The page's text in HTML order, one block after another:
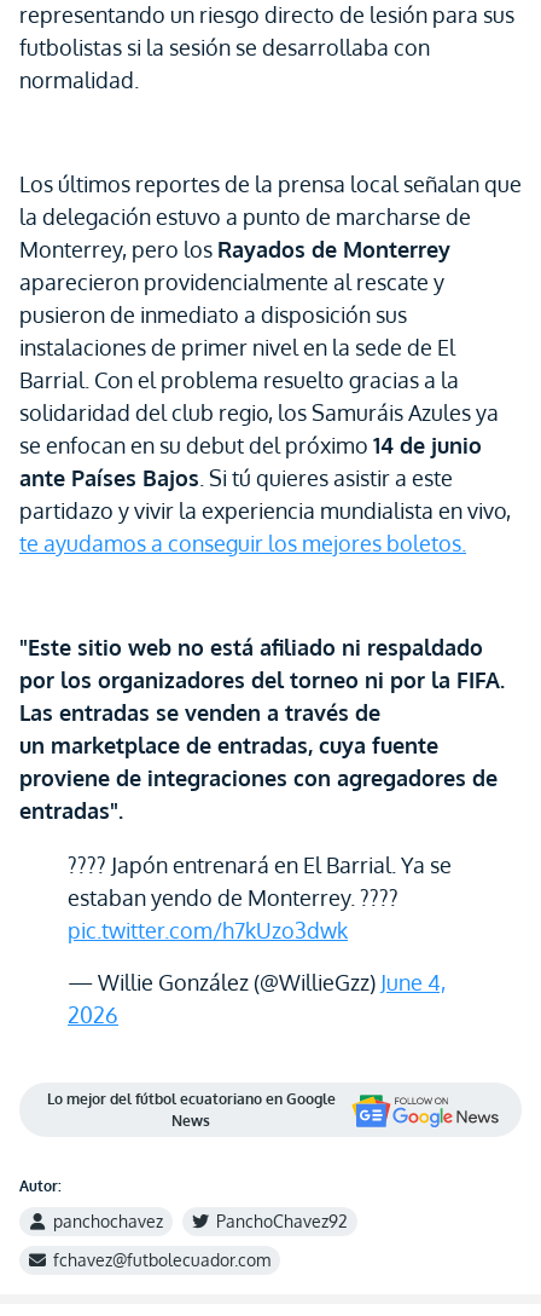
representando un riesgo directo de lesión para sus
futbolistas si la sesión se desarrollaba con
normalidad.
Los últimos reportes de la prensa local señalan que
la delegación estuvo a punto de marcharse de
Monterrey, pero los Rayados de Monterrey
aparecieron providencialmente al rescate y
pusieron de inmediato a disposición sus
instalaciones de primer nivel en la sede de El
Barrial. Con el problema resuelto gracias a la
solidaridad del club regio, los Samuráis Azules ya
se enfocan en su debut del próximo 14 de junio
ante Países Bajos . Si tú quieres asistir a este
partidazo y vivir la experiencia mundialista en vivo,
te ayudamos a conseguir los mejores boletos.
"Este sitio web no está afiliado ni respaldado
por los organizadores del torneo ni por la FIFA.
Las entradas se venden a través de
un marketplace de entradas, cuya fuente
proviene de integraciones con agregadores de
entradas".
???? Japón entrenará en El Barrial. Ya se
estaban yendo de Monterrey. ????
pic.twitter.com/h7kUzo3dwk
— Willie González (@WillieGzz) June 4,
2026
Lo mejor del fútbol ecuatoriano en Google
News
Autor:
panchochavez
PanchoChavez92
fchavez@futbolecuador.com